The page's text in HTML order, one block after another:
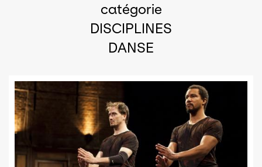
catégorie
DISCIPLINES
DANSE